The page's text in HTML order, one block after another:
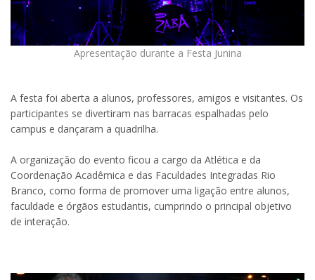
Apresentação durante a Festa Junina
A festa foi aberta a alunos, professores, amigos e visitantes. Os
participantes se divertiram nas barracas espalhadas pelo
campus e dançaram a quadrilha.
A organização do evento ficou a cargo da Atlética e da
Coordenação Acadêmica e das Faculdades Integradas Rio
Branco, como forma de promover uma ligação entre alunos,
faculdade e órgãos estudantis, cumprindo o principal objetivo
de interação.